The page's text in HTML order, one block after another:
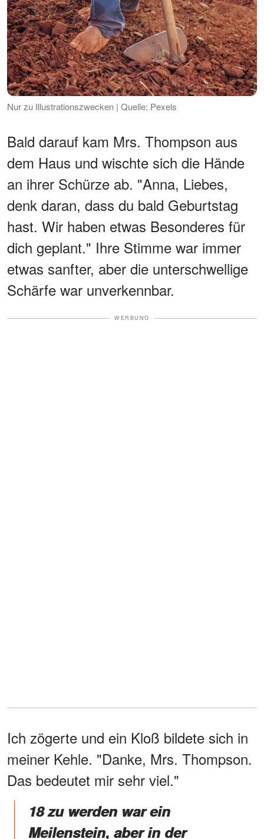
Nur zu Illustrationszwecken | Quelle: Pexels
Bald darauf kam Mrs. Thompson aus
dem Haus und wischte sich die Hände
an ihrer Schürze ab. "Anna, Liebes,
denk daran, dass du bald Geburtstag
hast. Wir haben etwas Besonderes für
dich geplant." Ihre Stimme war immer
etwas sanfter, aber die unterschwellige
Schärfe war unverkennbar.
WERBUNG
Ich zögerte und ein Kloß bildete sich in
meiner Kehle. "Danke, Mrs. Thompson.
Das bedeutet mir sehr viel."
18 zu werden war ein
Meilenstein, aber in der